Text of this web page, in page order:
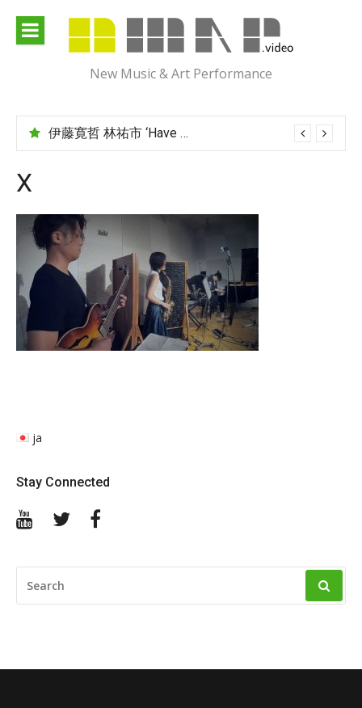
content
New Music & Art Performance
伊藤寛哲 林祐市 ‘Have You Met Ms Jones?’
X
ja
Stay Connected
YouTubeTwitter
FOR: